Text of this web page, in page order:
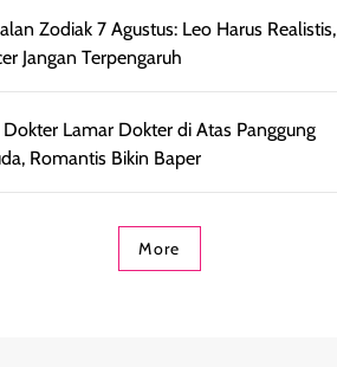
Zodiak 7 Agustus: Leo Harus Realistis,
Jangan Terpengaruh
Lamar Dokter di Atas Panggung
Romantis Bikin Baper
More